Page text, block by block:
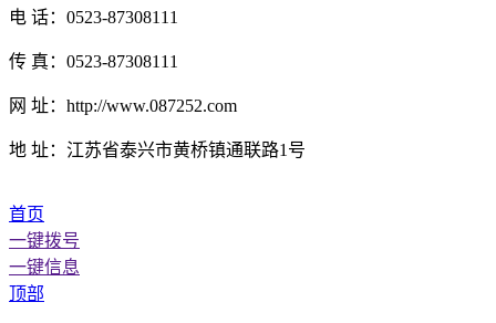
电 话：0523-87308111
传 真：0523-87308111
网 址：http://www.087252.com
地 址：江苏省泰兴市黄桥镇通联路1号
首页
一键拨号
一键信息
顶部